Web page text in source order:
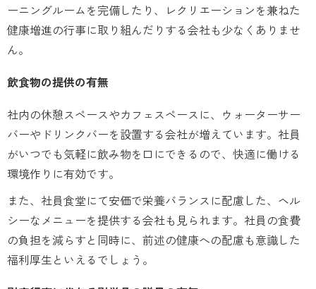
ーニングルームを完備したり、レクリエーションを兼ねた
健康増進の行事に取り組んだりする会社も少なくありませ
ん。
飲食物の提供の有無
社内の休憩スペースやカフェスペースに、ウォーターサー
バーやドリンクバーを設置する会社が増えています。社員
がいつでも気軽に飲み物を口にできるので、快適に働ける
環境作りに有効です。
また、社員食堂にて安価で栄養バランスに配慮した、ヘル
シーなメニューを提供する会社も見られます。社員の食費
の負担を減らすと同時に、前述の健康への配慮も意識した
福利厚生といえるでしょう。